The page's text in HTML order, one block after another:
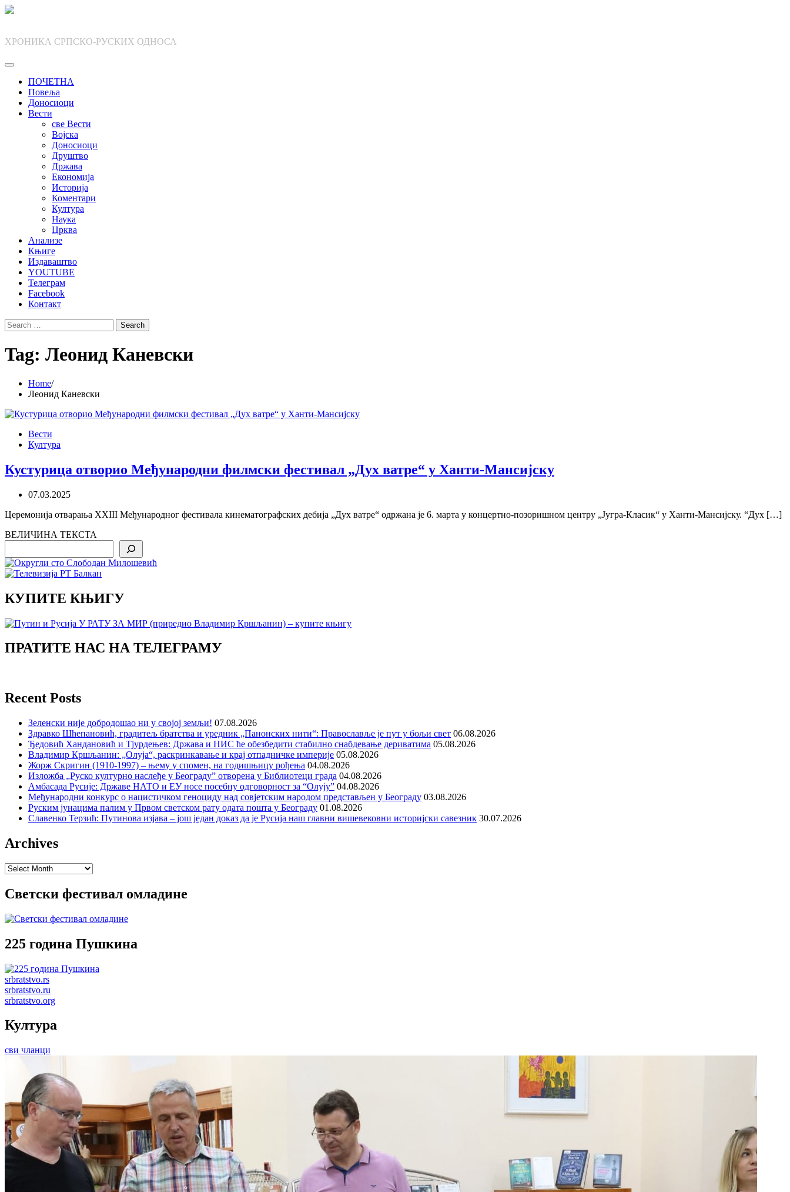
Skip
ХРОНИКА СРПСКО-РУСКИХ ОДНОСА
ПОЧЕТНА
Повеља
Доносиоци
Вести
све Вести
Војска
Доносиоци
Друштво
Држава
Економија
Историја
Коментари
Култура
Наука
Црква
Анализе
Књиге
Издаваштво
YOUTUBE
Телеграм
Facebook
Контакт
Search
for:
Tag: Леонид Каневски
Home
Леонид Каневски
Вести
Култура
Кустурица отворио Међународни филмски фестивал „Дух ватре“ у Ханти-Мансијску
07.03.2025
Церемонија отварања XXIII Међународног фестивала кинематографских дебија „Дух ватре“ одржана је 6. марта у концертно-позоришном центру „Југра-Класик“ у Ханти-Мансијску. “Дух […]
ВЕЛИЧИНА ТЕКСТА
КУПИТЕ КЊИГУ
ПРАТИТЕ НАС НА ТЕЛЕГРАМУ
Recent Posts
Зеленски није добродошао ни у својој земљи! 07.08.2026
Здравко Шћепановић, градитељ братства и уредник „Панонских нити“: Православље је пут у бољи свет 06.08.2026
Ђедовић Хандановић и Тјурдењев: Држава и НИС ће обезбедити стабилно снабдевање дериватима 05.08.2026
Владимир Кршљанин: „Олуја“, раскринкавање и крај отпадничке империје 05.08.2026
Жорж Скригин (1910-1997) – њему у спомен, на годишњицу рођења 04.08.2026
Изложба „Руско културно наслеђе у Београду” отворена у Библиотеци града 04.08.2026
Амбасада Русије: Државе НАТО и ЕУ носе посебну одговорност за “Олују” 04.08.2026
Међународни конкурс о нацистичком геноциду над совјетским народом представљен у Београду 03.08.2026
Руским јунацима палим у Првом светском рату одата пошта у Београду 01.08.2026
Славенко Терзић: Путинова изјава – још један доказ да је Русија наш главни вишевековни историјски савезник 30.07.2026
Archives
Archives
Светски фестивал омладине
225 година Пушкина
srbratstvo.rs
srbratstvo.ru
srbratstvo.org
Култура
сви чланци